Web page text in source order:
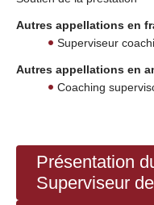
Autres appellations en
Superviseur
Autres appellations en
Coaching
Présentation
Superviseur